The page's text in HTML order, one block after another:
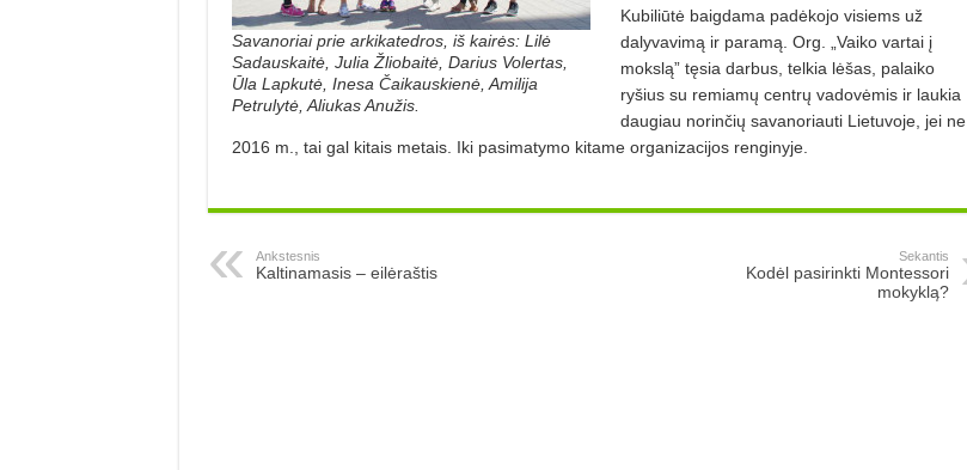
Savanoriai prie arkikatedros, iš kairės: Lilė
Sadauskaitė, Julia Žliobaitė, Darius Volertas,
Ūla Lapkutė, Inesa Čaikauskienė, Amilija
Petrulytė, Aliukas Anužis.
Kubiliūtė baigdama padėkojo visiems už
dalyvavimą ir paramą. Org. „Vaiko vartai į
mokslą” tęsia darbus, telkia lėšas, palaiko
ryšius su remiamų centrų vadovėmis ir laukia
daugiau norinčių savanoriauti Lietuvoje, jei ne
2016 m., tai gal kitais metais. Iki pasimatymo kitame organizacijos renginyje.
Ankstesnis
Kaltinamasis – eilėraštis
Sekantis
Kodėl pasirinkti Montessori
mokyklą?